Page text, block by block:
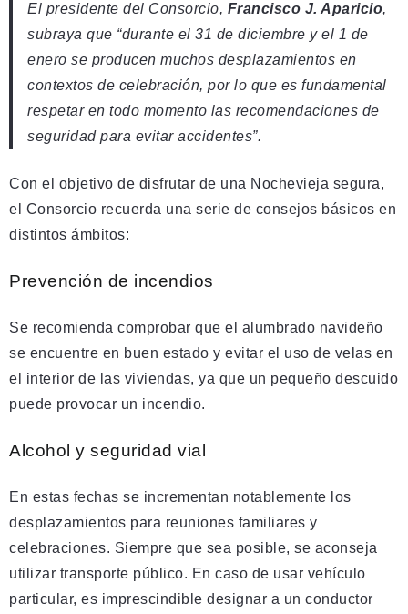
El presidente del Consorcio, Francisco J. Aparicio,
subraya que “durante el 31 de diciembre y el 1 de
enero se producen muchos desplazamientos en
contextos de celebración, por lo que es fundamental
respetar en todo momento las recomendaciones de
seguridad para evitar accidentes”.
Con el objetivo de disfrutar de una Nochevieja segura,
el Consorcio recuerda una serie de consejos básicos en
distintos ámbitos:
Prevención de incendios
Se recomienda comprobar que el alumbrado navideño
se encuentre en buen estado y evitar el uso de velas en
el interior de las viviendas, ya que un pequeño descuido
puede provocar un incendio.
Alcohol y seguridad vial
En estas fechas se incrementan notablemente los
desplazamientos para reuniones familiares y
celebraciones. Siempre que sea posible, se aconseja
utilizar transporte público. En caso de usar vehículo
particular, es imprescindible designar a un conductor